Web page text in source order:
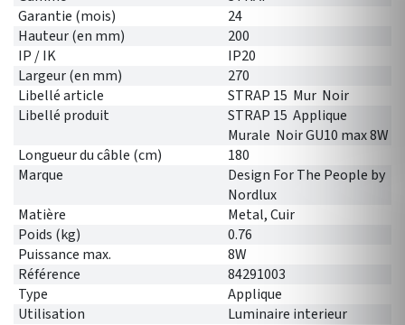
Garantie (mois)
24
Hauteur (en mm)
200
IP / IK
IP20
Largeur (en mm)
270
Libellé article
STRAP 15 Mur Noir
Libellé produit
STRAP 15 Applique
Murale Noir GU10 max 8W
Longueur du câble (cm)
180
Marque
Design For The People by
Nordlux
Matière
Metal, Cuir
Poids (kg)
0.76
Puissance max.
8W
Référence
84291003
Type
Applique
Utilisation
Luminaire interieur